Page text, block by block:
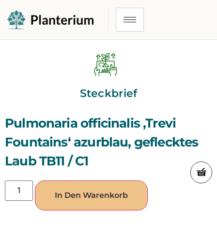
Steckbrief
Pulmonaria officinalis ‚Trevi
Fountains‘ azurblau, geflecktes
Laub TB11 / C1
In Den Warenkorb